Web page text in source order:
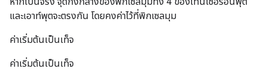
และเอาท์พุตจะตรงกัน โดยคงค่าไว้ที่พิกเซลมุม
ค่าเริ่มต้นเป็นเท็จ
ค่าเริ่มต้นเป็นเท็จ